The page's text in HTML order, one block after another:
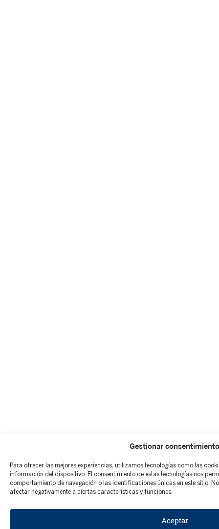
Gestionar consentimiento
Para ofrecer las mejores experiencias, utilizamos tecnologías como las
información del dispositivo. El consentimiento de estas tecnologías nos
comportamiento de navegación o las identificaciones únicas en este sitio.
afectar negativamente a ciertas características y funciones.
Aceptar